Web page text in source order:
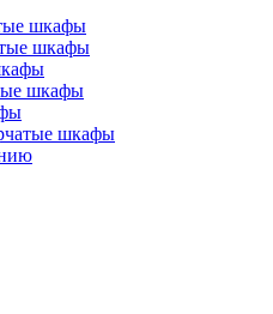
шкафы
шкафы
шкафы
шкафы